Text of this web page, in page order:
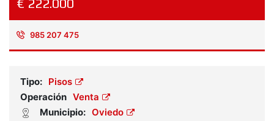
€ 222.000
985 207 475
Tipo: Pisos
Operación Venta
Municipio: Oviedo